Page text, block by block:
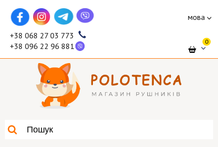
мова
+38 068 27 03 773
+38 096 22 96 881
0